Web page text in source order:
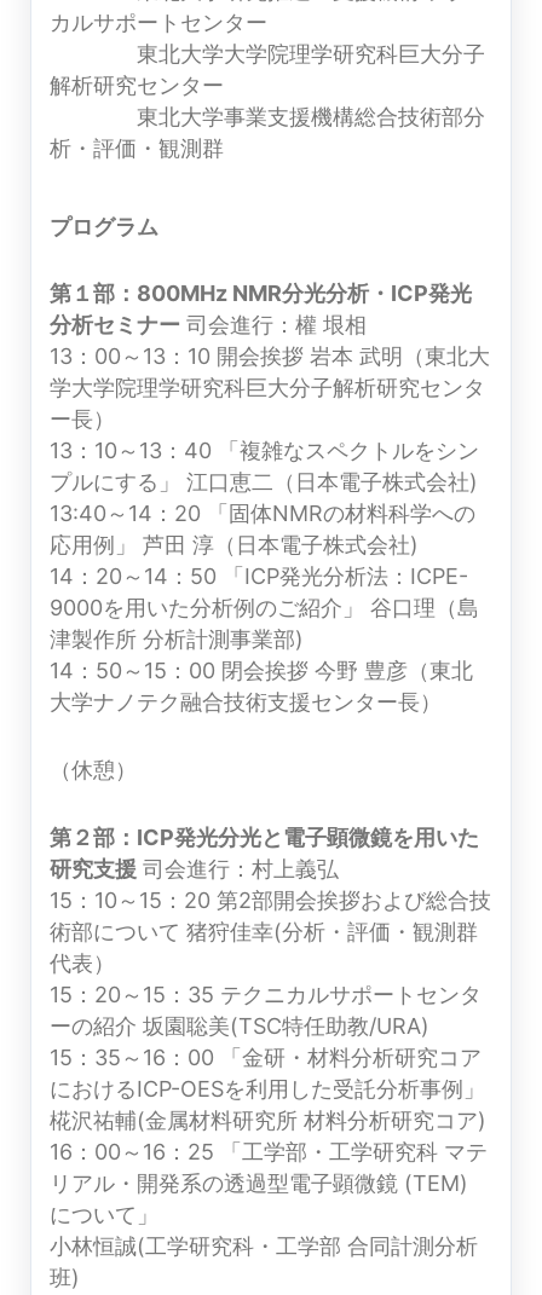
カルサポートセンター
東北大学大学院理学研究科巨大分子
解析研究センター
東北大学事業支援機構総合技術部分
析・評価・観測群
プログラム
第１部：800MHz NMR分光分析・ICP発光
分析セミナー 司会進行：權 垠相
13：00～13：10 開会挨拶 岩本 武明（東北大
学大学院理学研究科巨大分子解析研究センタ
ー長）
13：10～13：40 「複雑なスペクトルをシン
プルにする」 江口恵二（日本電子株式会社)
13:40～14：20 「固体NMRの材料科学への
応用例」 芦田 淳（日本電子株式会社)
14：20～14：50 「ICP発光分析法：ICPE-
9000を用いた分析例のご紹介」 谷口理（島
津製作所 分析計測事業部)
14：50～15：00 閉会挨拶 今野 豊彦（東北
大学ナノテク融合技術支援センター長）
（休憩）
第２部：ICP発光分光と電子顕微鏡を用いた
研究支援 司会進行：村上義弘
15：10～15：20 第2部開会挨拶および総合技
術部について 猪狩佳幸(分析・評価・観測群
代表）
15：20～15：35 テクニカルサポートセンタ
ーの紹介 坂園聡美(TSC特任助教/URA)
15：35～16：00 「金研・材料分析研究コア
におけるICP-OESを利用した受託分析事例」
椛沢祐輔(金属材料研究所 材料分析研究コア)
16：00～16：25 「工学部・工学研究科 マテ
リアル・開発系の透過型電子顕微鏡 (TEM)
について」
小林恒誠(工学研究科・工学部 合同計測分析
班)